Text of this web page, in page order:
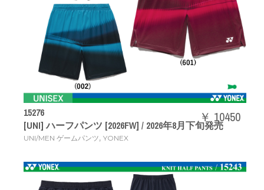
15276
[UNI] ハーフパンツ [2026FW] / 2026年8月下旬発売
UNI/MEN ゲームパンツ, YONEX
￥ 10450